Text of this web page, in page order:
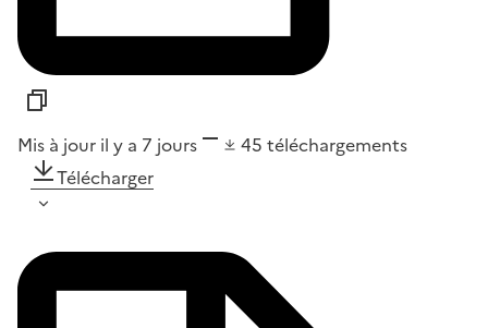
Mis à jour il y a 7 jours 45 téléchargements
Télécharger